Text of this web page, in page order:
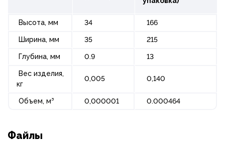
Высота, мм 34 166
Ширина, мм 35 215
Глубина, мм 0.9 13
Вес изделия,
кг
0,005 0,140
Объем, м³ 0,000001 0.000464
Файлы